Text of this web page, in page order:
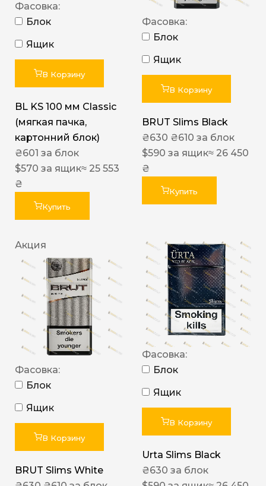
Фасовка:
Блок
Ящик
В Корзину
BL KS 100 мм Classic
(мягкая пачка,
картонний блок)
₴601 за блок
$570 за ящик≈ 25 553
₴
Купить
Фасовка:
Блок
Ящик
В Корзину
BRUT Slims Black
₴630 ₴610 за блок
$590 за ящик≈ 26 450
₴
Купить
Акция
Фасовка:
Блок
Ящик
В Корзину
BRUT Slims White
Фасовка:
Блок
Ящик
В Корзину
Urta Slims Black
₴630 за блок